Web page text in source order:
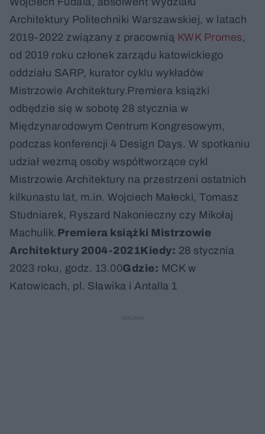
Architektury Politechniki Warszawskiej, w latach
2019-2022 związany z pracownią KWK Promes,
od 2019 roku członek zarządu katowickiego
oddziału SARP, kurator cyklu wykładów
Mistrzowie Architektury.Premiera książki
odbędzie się w sobotę 28 stycznia w
Międzynarodowym Centrum Kongresowym,
podczas konferencji 4 Design Days. W spotkaniu
udział wezmą osoby współtworzące cykl
Mistrzowie Architektury na przestrzeni ostatnich
kilkunastu lat, m.in. Wojciech Małecki, Tomasz
Studniarek, Ryszard Nakonieczny czy Mikołaj
Machulik. Premiera książki Mistrzowie
Architektury 2004-2021Kiedy: 28 stycznia
2023 roku, godz. 13.00Gdzie: MCK w
Katowicach, pl. Sławika i Antalla 1